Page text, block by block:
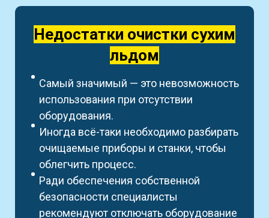
Недостатки очистки сухим
льдом
Самый значимый — это невозможность
использования при отсутствии
оборудования.
Иногда всё-таки необходимо разбирать
очищаемые приборы и станки, чтобы
облегчить процесс.
Ради обеспечения собственной
безопасности специалисты
рекомендуют отключать оборудование